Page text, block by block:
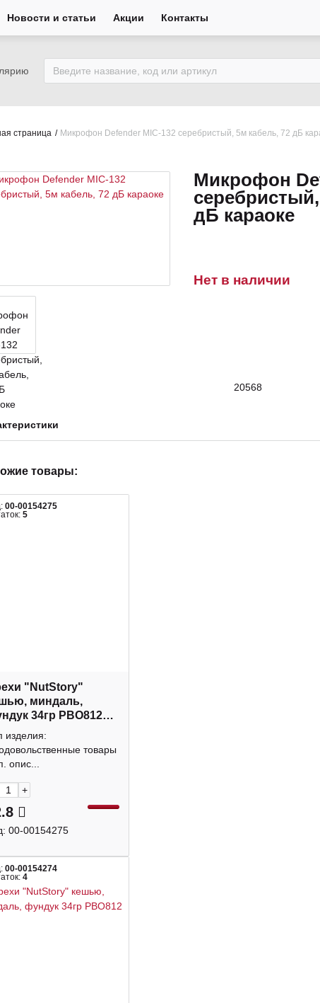
Новости и статьи Акции Контакты
страница Микрофон Defender MIC-132 серебристый, 5м кабель, 72 дБ
Микрофон
дБ караоке
Нет в наличии
20568
товары:
00-00154275
5
"NutStory"
миндаль,
34гр РВО812
изделия:
товары
опис...
+
00-00154275
00-00154274
4